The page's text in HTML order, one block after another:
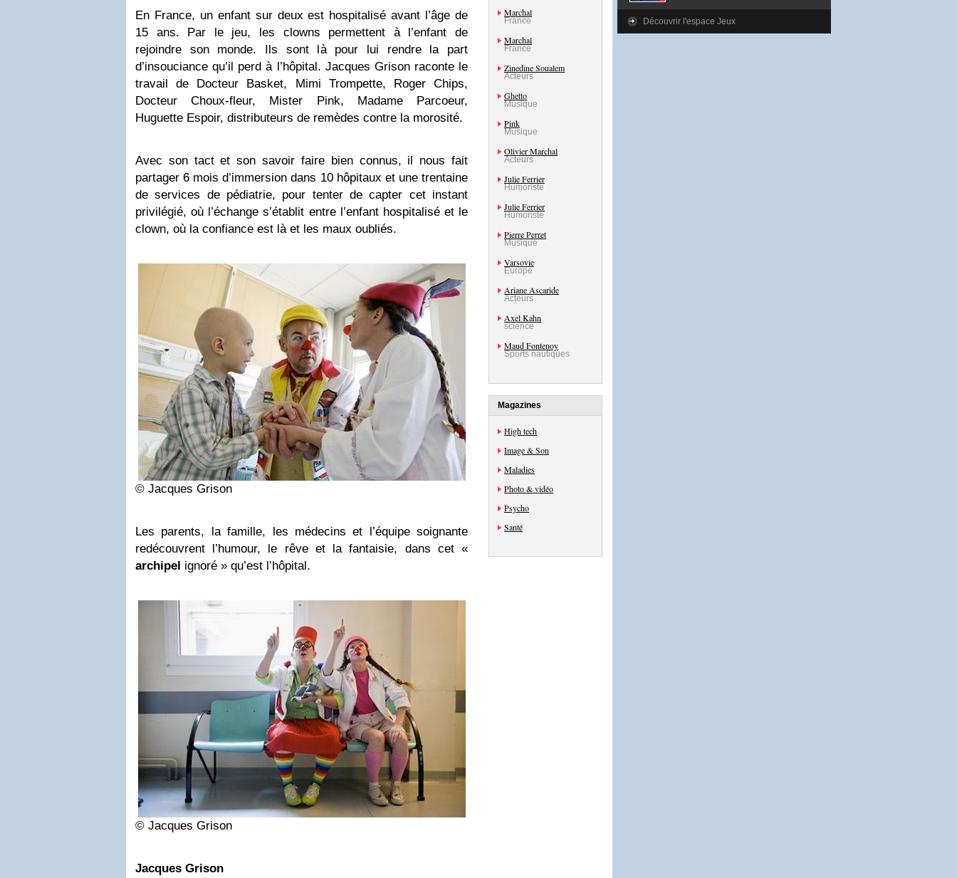
En France, un enfant sur deux est hospitalisé avant l’âge de
15 ans. Par le jeu, les clowns permettent à l’enfant de
rejoindre son monde. Ils sont là pour lui rendre la part
d’insouciance qu’il perd à l’hôpital. Jacques Grison raconte le
travail de Docteur Basket, Mimi Trompette, Roger Chips,
Docteur Choux-fleur, Mister Pink, Madame Parcoeur,
Huguette Espoir, distributeurs de remèdes contre la morosité.
Avec son tact et son savoir faire bien connus, il nous fait
partager 6 mois d’immersion dans 10 hôpitaux et une trentaine
de services de pédiatrie, pour tenter de capter cet instant
privilégié, où l’échange s’établit entre l’enfant hospitalisé et le
clown, où la confiance est là et les maux oubliés.
© Jacques Grison
Les parents, la famille, les médecins et l’équipe soignante
redécouvrent l’humour, le rêve et la fantaisie, dans cet «
archipel ignoré » qu’est l’hôpital.
© Jacques Grison
Jacques Grison
Marchal
France
Marchal
France
Zinedine Soualem
Acteurs
Ghetto
Musique
Pink
Musique
Olivier Marchal
Acteurs
Julie Ferrier
Humoriste
Julie Ferrier
Humoriste
Pierre Perret
Musique
Varsovie
Europe
Ariane Ascaride
Acteurs
Axel Kahn
science
Maud Fontenoy
Sports nautiques
Magazines
High tech
Image & Son
Maladies
Photo & vidéo
Psycho
Santé
Découvrir l'espace Jeux